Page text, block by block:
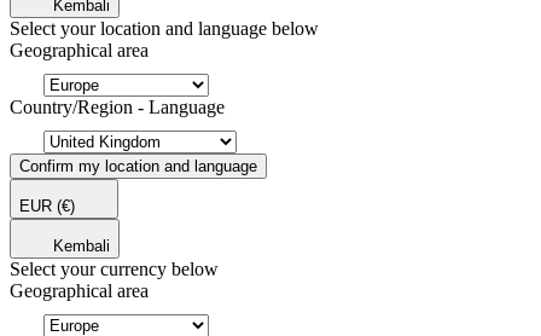
Kembali
Select your location and language below
Geographical area
Country/Region - Language
Confirm my location and language
EUR (€)
Kembali
Select your currency below
Geographical area